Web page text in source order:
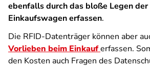
ebenfalls durch das bloße Legen
Einkaufswagen erfassen.
Die RFID-Datenträger können aber
Vorlieben beim Einkauferfassen.
den Kosten auch Fragen des